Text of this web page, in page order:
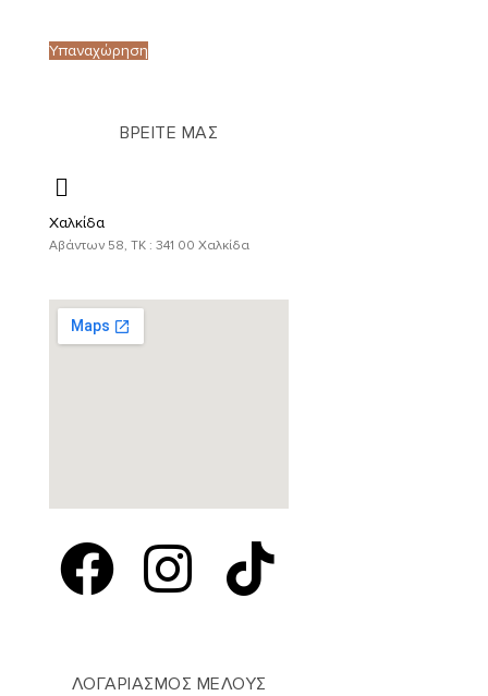
Υπαναχώρηση
ΒΡΕΙΤΕ ΜΑΣ
Χαλκίδα
Αβάντων 58, ΤΚ : 341 00 Χαλκίδα
ΛΟΓΑΡΙΑΣΜΟΣ ΜΕΛΟΥΣ